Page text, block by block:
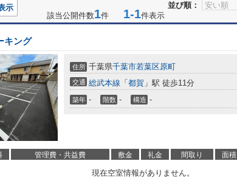
並び順：
示
該当公開件数1件 1-1件表示
キング
住所 千葉県千葉市若葉区原町
交通 総武本線 「 都賀 」駅 徒歩11分
築年 - 階数 - 構造 -
管理費・共益費 敷金 礼金 間取り 面積
現在空室情報がありません。